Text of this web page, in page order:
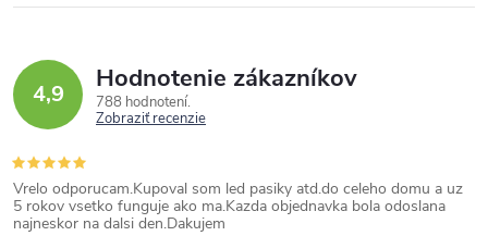
4,9 Hodnotenie zákazníkov
788 hodnotení
Zobraziť recenzie
Vrelo odporucam.Kupoval som led pasiky atd.do celeho domu a uz
5 rokov vsetko funguje ako ma.Kazda objednavka bola odoslana
najneskor na dalsi den.Dakujem